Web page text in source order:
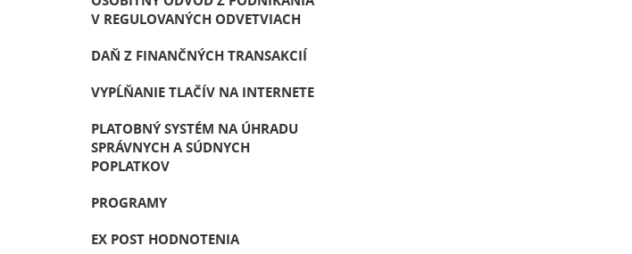
V REGULOVANÝCH ODVETVIACH
DAŇ Z FINANČNÝCH TRANSAKCIÍ
VYPĹŇANIE TLAČÍV NA INTERNETE
PLATOBNÝ SYSTÉM NA ÚHRADU
SPRÁVNYCH A SÚDNYCH
POPLATKOV
PROGRAMY
EX POST HODNOTENIA